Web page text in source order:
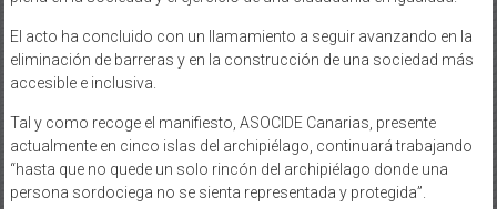
El acto ha concluido con un llamamiento a seguir avanzando en la
eliminación de barreras y en la construcción de una sociedad más
accesible e inclusiva.
Tal y como recoge el manifiesto, ASOCIDE Canarias, presente
actualmente en cinco islas del archipiélago, continuará trabajando
“hasta que no quede un solo rincón del archipiélago donde una
persona sordociega no se sienta representada y protegida”.